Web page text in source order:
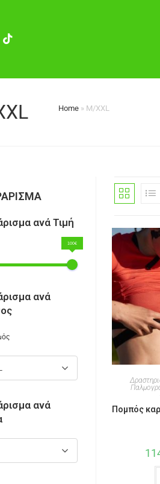
Home » M/XXL
ανά Τιμή
100€
ανά
ανά
Πομπός